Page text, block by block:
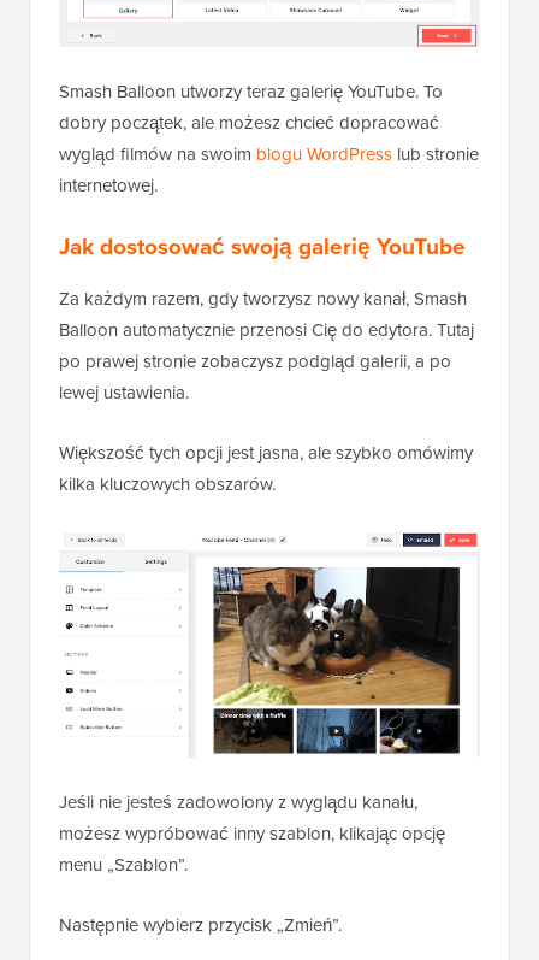
Smash Balloon utworzy teraz galerię YouTube. To
dobry początek, ale możesz chcieć dopracować
wygląd filmów na swoim blogu WordPress lub stronie
internetowej.
Jak dostosować swoją galerię YouTube
Za każdym razem, gdy tworzysz nowy kanał, Smash
Balloon automatycznie przenosi Cię do edytora. Tutaj
po prawej stronie zobaczysz podgląd galerii, a po
lewej ustawienia.
Większość tych opcji jest jasna, ale szybko omówimy
kilka kluczowych obszarów.
Jeśli nie jesteś zadowolony z wyglądu kanału,
możesz wypróbować inny szablon, klikając opcję
menu „Szablon”.
Następnie wybierz przycisk „Zmień”.